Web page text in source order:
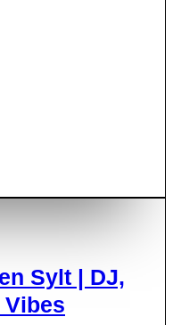
Sylt | DJ,